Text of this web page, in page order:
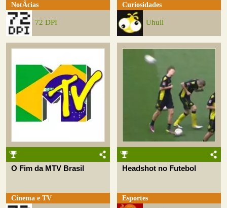
NotÃ­cias
72 DPI
Curiosidades
Uhull
O Fim da MTV Brasil
Cinema e TV
Headshot no Futebol
Esportes